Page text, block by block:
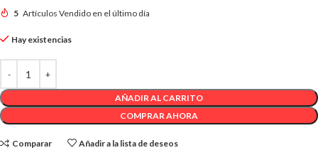
5 Artículos Vendido en el último día
Hay existencias
AÑADIR AL CARRITO
COMPRAR AHORA
Comparar Añadir a la lista de deseos